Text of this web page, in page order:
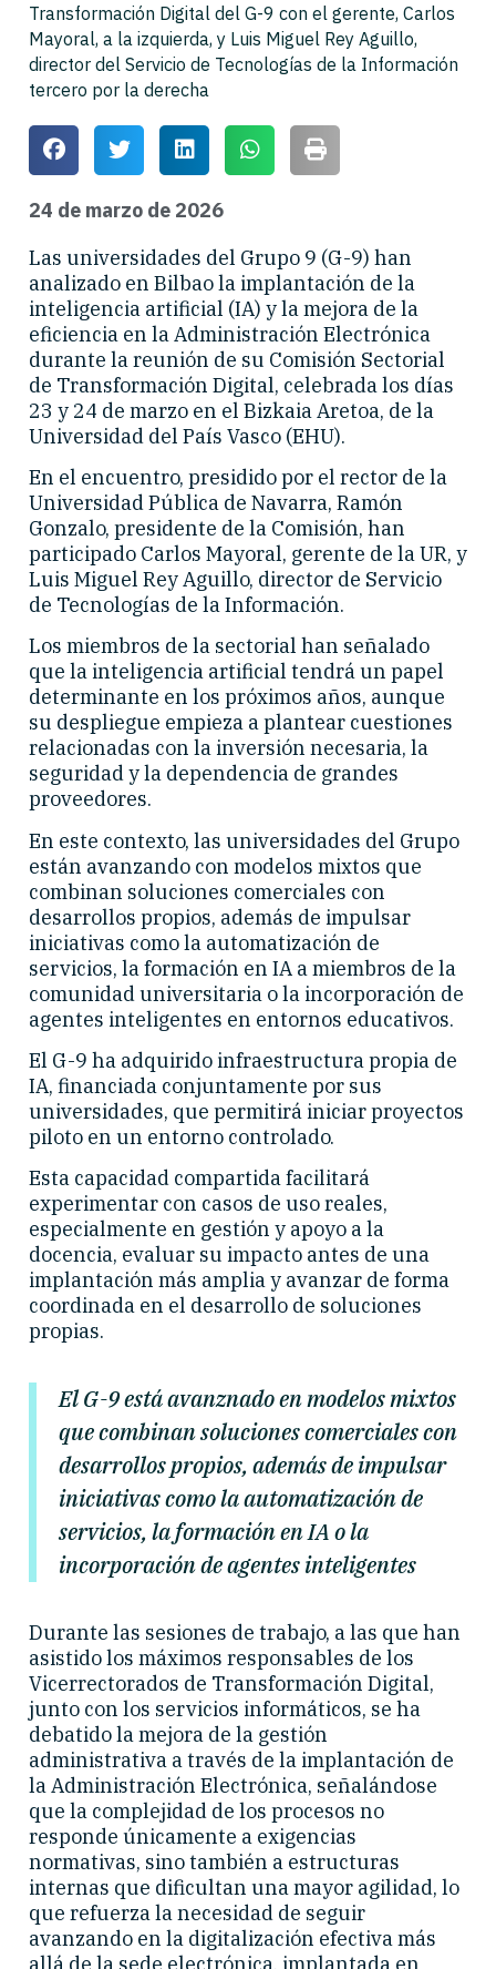
Transformación Digital del G-9 con el gerente, Carlos
Mayoral, a la izquierda, y Luis Miguel Rey Aguillo,
director del Servicio de Tecnologías de la Información
tercero por la derecha
24 de marzo de 2026
Las universidades del Grupo 9 (G-9) han
analizado en Bilbao la implantación de la
inteligencia artificial (IA) y la mejora de la
eficiencia en la Administración Electrónica
durante la reunión de su Comisión Sectorial
de Transformación Digital, celebrada los días
23 y 24 de marzo en el Bizkaia Aretoa, de la
Universidad del País Vasco (EHU).
En el encuentro, presidido por el rector de la
Universidad Pública de Navarra, Ramón
Gonzalo, presidente de la Comisión, han
participado Carlos Mayoral, gerente de la UR, y
Luis Miguel Rey Aguillo, director de Servicio
de Tecnologías de la Información.
Los miembros de la sectorial han señalado
que la inteligencia artificial tendrá un papel
determinante en los próximos años, aunque
su despliegue empieza a plantear cuestiones
relacionadas con la inversión necesaria, la
seguridad y la dependencia de grandes
proveedores.
En este contexto, las universidades del Grupo
están avanzando con modelos mixtos que
combinan soluciones comerciales con
desarrollos propios, además de impulsar
iniciativas como la automatización de
servicios, la formación en IA a miembros de la
comunidad universitaria o la incorporación de
agentes inteligentes en entornos educativos.
El G-9 ha adquirido infraestructura propia de
IA, financiada conjuntamente por sus
universidades, que permitirá iniciar proyectos
piloto en un entorno controlado.
Esta capacidad compartida facilitará
experimentar con casos de uso reales,
especialmente en gestión y apoyo a la
docencia, evaluar su impacto antes de una
implantación más amplia y avanzar de forma
coordinada en el desarrollo de soluciones
propias.
El G-9 está avanznado en modelos mixtos
que combinan soluciones comerciales con
desarrollos propios, además de impulsar
iniciativas como la automatización de
servicios, la formación en IA o la
incorporación de agentes inteligentes
Durante las sesiones de trabajo, a las que han
asistido los máximos responsables de los
Vicerrectorados de Transformación Digital,
junto con los servicios informáticos, se ha
debatido la mejora de la gestión
administrativa a través de la implantación de
la Administración Electrónica, señalándose
que la complejidad de los procesos no
responde únicamente a exigencias
normativas, sino también a estructuras
internas que dificultan una mayor agilidad, lo
que refuerza la necesidad de seguir
avanzando en la digitalización efectiva más